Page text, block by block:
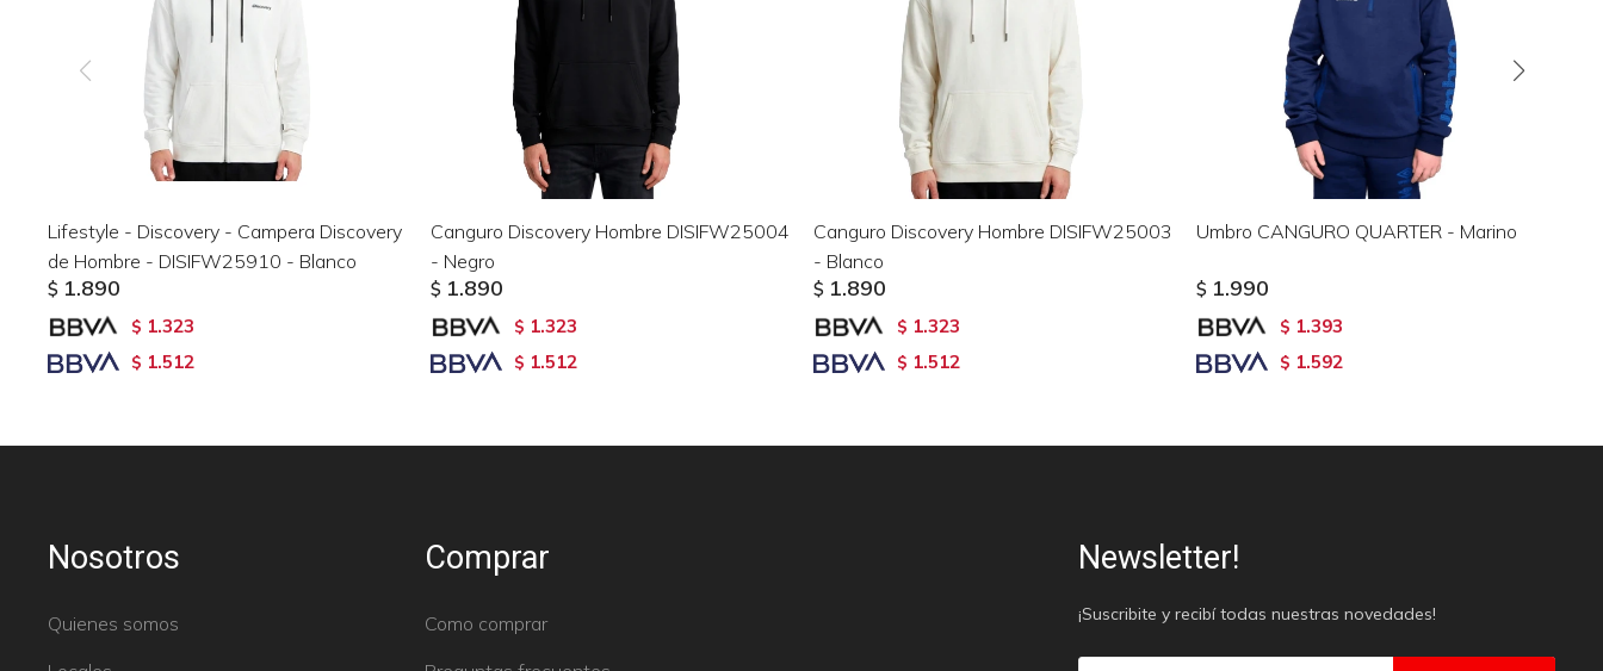
Lifestyle - Discovery - Campera Discovery
de Hombre - DISIFW25910 - Blanco
$ 1.890
$ 1.323
$ 1.512
Canguro Discovery Hombre DISIFW25004
- Negro
$ 1.890
$ 1.323
$ 1.512
Canguro Discovery Hombre DISIFW25003
- Blanco
$ 1.890
$ 1.323
$ 1.512
Umbro CANGURO QUARTER - Marino
$ 1.990
$ 1.393
$ 1.592
Nosotros
Quienes somos
Comprar
Como comprar
Newsletter!
¡Suscribite y recibí todas nuestras novedades!